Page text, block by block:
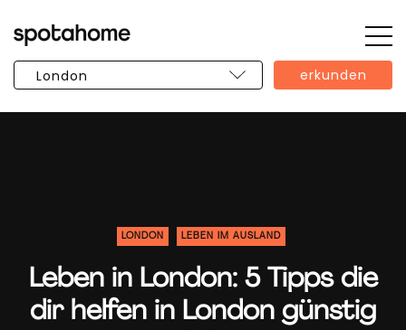
SPOTAHOME
erkunden
Sie
LONDON LEBEN IM AUSLAND
Leben in London: 5 Tipps die
dir helfen in London günstig